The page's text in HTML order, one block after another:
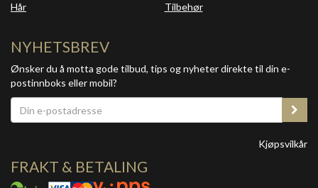
Hår
Tilbehør
NYHETSBREV
Ønsker du å motta gode tilbud, tips og nyheter direkte til din e-
postinnboks eller mobil?
Kjøpsvilkår
FRAKT & BETALING